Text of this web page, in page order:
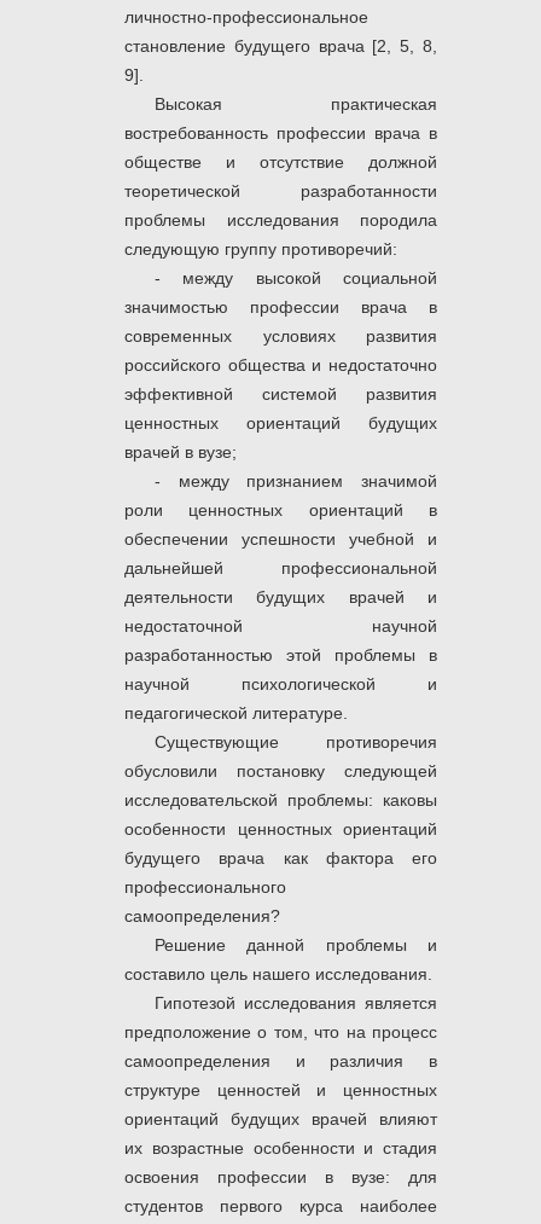
личностно-профессиональное
становление будущего врача [2, 5, 8,
9].
Высокая практическая
востребованность профессии врача в
обществе и отсутствие должной
теоретической разработанности
проблемы исследования породила
следующую группу противоречий:
- между высокой социальной
значимостью профессии врача в
современных условиях развития
российского общества и недостаточно
эффективной системой развития
ценностных ориентаций будущих
врачей в вузе;
- между признанием значимой
роли ценностных ориентаций в
обеспечении успешности учебной и
дальнейшей профессиональной
деятельности будущих врачей и
недостаточной научной
разработанностью этой проблемы в
научной психологической и
педагогической литературе.
Существующие противоречия
обусловили постановку следующей
исследовательской проблемы: каковы
особенности ценностных ориентаций
будущего врача как фактора его
профессионального
самоопределения?
Решение данной проблемы и
составило цель нашего исследования.
Гипотезой исследования является
предположение о том, что на процесс
самоопределения и различия в
структуре ценностей и ценностных
ориентаций будущих врачей влияют
их возрастные особенности и стадия
освоения профессии в вузе: для
студентов первого курса наиболее